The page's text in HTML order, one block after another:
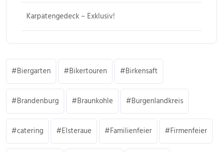
Karpatengedeck – Exklusiv!
Biergarten Bikertouren Birkensaft
Brandenburg Braunkohle Burgenlandkreis
catering Elsteraue Familienfeier Firmenfeier